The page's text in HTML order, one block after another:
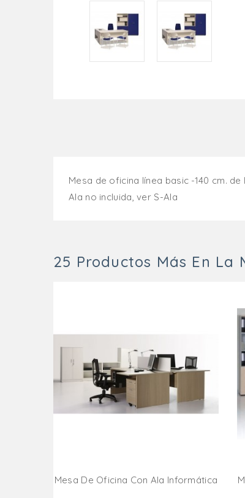
Mesa de oficina línea basic -140 cm.
Ala no incluida, ver S-Ala
25 Productos Más En La
Mesa De Oficina Con Ala Informática